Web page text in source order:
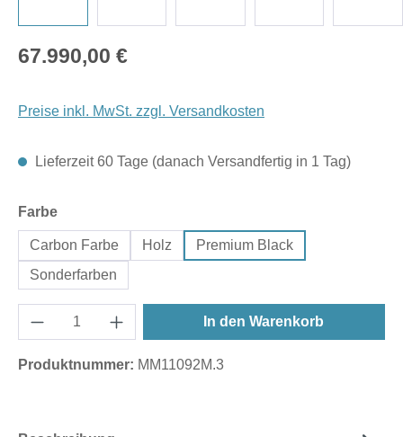
Regulärer Preis:
67.990,00 €
Preise inkl. MwSt. zzgl. Versandkosten
Lieferzeit 60 Tage (danach Versandfertig in 1 Tag)
Farbeauswählen
Carbon Farbe Holz
Premium Black
Sonderfarben
In den Warenkorb
Produktnummer: MM11092M.3